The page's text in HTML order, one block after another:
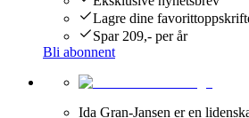
Lagre dine
Spar 209,- per år
Bli abonnent
Ida Gran-Jansen er en